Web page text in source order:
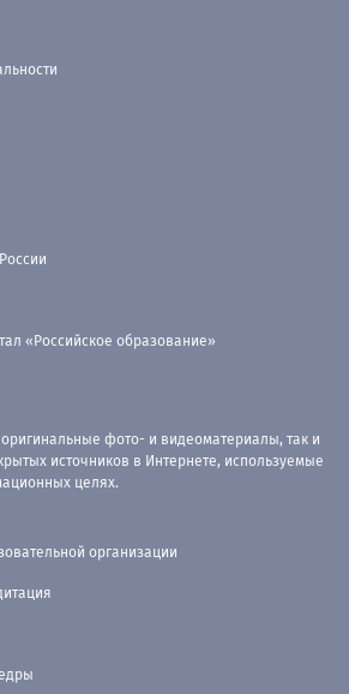
«Российское образование»
фото- и видеоматериалы, так и
источников в Интернете, используемые
целях.
организации